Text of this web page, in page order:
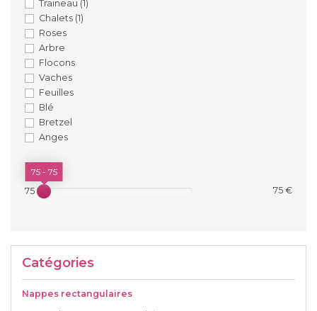
Traineau (1)
Chalets (1)
Roses
Arbre
Flocons
Vaches
Feuilles
Blé
Bretzel
Anges
PRIX
75 € 75 €
75 - 75
Catégories
Nappes rectangulaires